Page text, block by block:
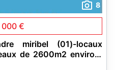
8
000 €
miribel (01)-locaux
de 2600m2 environ,